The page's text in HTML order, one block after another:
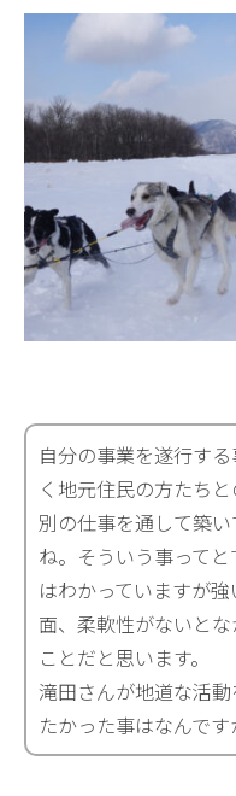
自分の事業を遂行す
く地元住民の方たち
別の仕事を通して築
ね。そういう事って
はわかっていますが
面、柔軟性がないと
ことだと思います。
滝田さんが地道な活
たかった事はなんです